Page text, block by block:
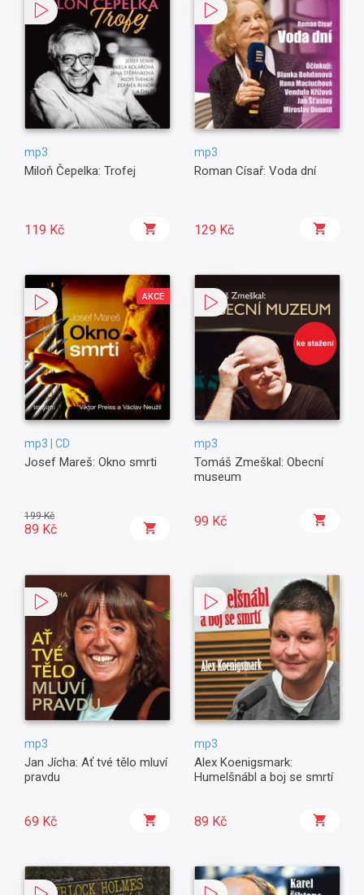
mp3
Miloň Čepelka: Trofej
119 Kč
mp3
Roman Císař: Voda dní
129 Kč
AKCE
mp3 | CD
Josef Mareš: Okno smrti
199 Kč
89 Kč
mp3
Tomáš Zmeškal: Obecní
museum
99 Kč
mp3
Jan Jícha: Ať tvé tělo mluví
pravdu
69 Kč
mp3
Alex Koenigsmark:
Humelšnábl a boj se smrtí
89 Kč